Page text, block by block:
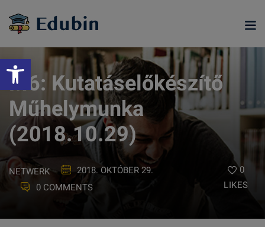
Eszköztár megnyitása
content
M6: Kutatáselőkészítő
Műhelymunka
(2018.10.29)
NETWERK
2018. OKTÓBER 29.
0 COMMENTS
0
LIKES